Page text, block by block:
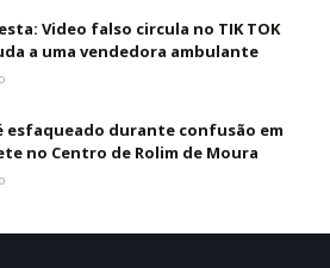
Video falso circula no TIK TOK
a uma vendedora ambulante
esfaqueado durante confusão em
no Centro de Rolim de Moura